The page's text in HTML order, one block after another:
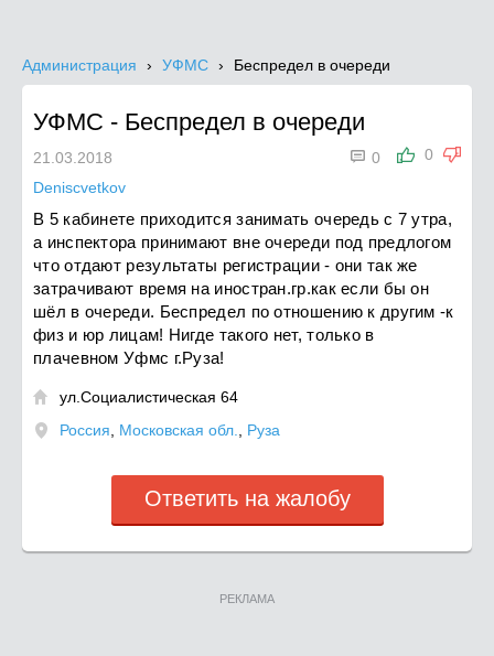
Администрация УФМС Беспредел в очереди
УФМС - Беспредел в очереди
0
 0
21.03.2018
Deniscvetkov
В 5 кабинете приходится занимать очередь с 7 утра,
а инспектора принимают вне очереди под предлогом
что отдают результаты регистрации - они так же
затрачивают время на иностран.гр.как если бы он
шёл в очереди. Беспредел по отношению к другим -к
физ и юр лицам! Нигде такого нет, только в
плачевном Уфмс г.Руза!

ул.Социалистическая 64
Россия
Московская обл. Руза
Ответить на жалобу
РЕКЛАМА